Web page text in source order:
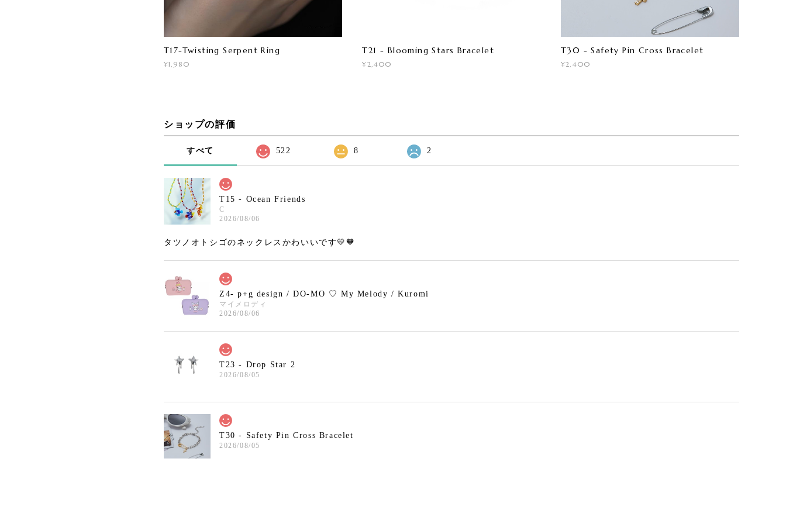
T17-Twisting Serpent Ring
¥1,980
T21 - Blooming Stars Bracelet
¥2,400
T30 - Safety Pin Cross Bracelet
¥2,400
ショップの評価
すべて 522 8 2
T15 - Ocean Friends
C
2026/08/06
タツノオトシゴのネックレスかわいいです💛🧡
Z4- p+g design / DO-MO ♡ My Melody / Kuromi
マイメロディ
2026/08/06
T23 - Drop Star 2
2026/08/05
T30 - Safety Pin Cross Bracelet
2026/08/05